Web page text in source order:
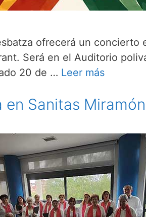
ofrecerá un concierto
Será en el Auditorio
20 de … Leer más
en Sanitas Miramón